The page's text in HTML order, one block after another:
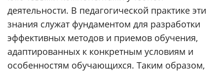
деятельности. В педагогической практике эти
знания служат фундаментом для разработки
эффективных методов и приемов обучения,
адаптированных к конкретным условиям и
особенностям обучающихся. Таким образом,